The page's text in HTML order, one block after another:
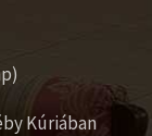
Kúriában